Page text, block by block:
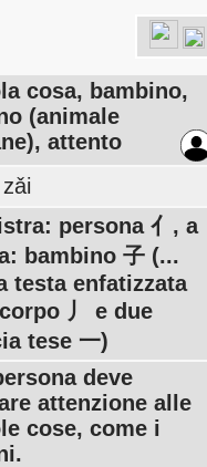
cosa, bambino,
(animale
attento
persona 亻, a
bambino 子 (...
testa enfatizzata
丿 e due
tese 一)
deve
attenzione alle
cose, come i